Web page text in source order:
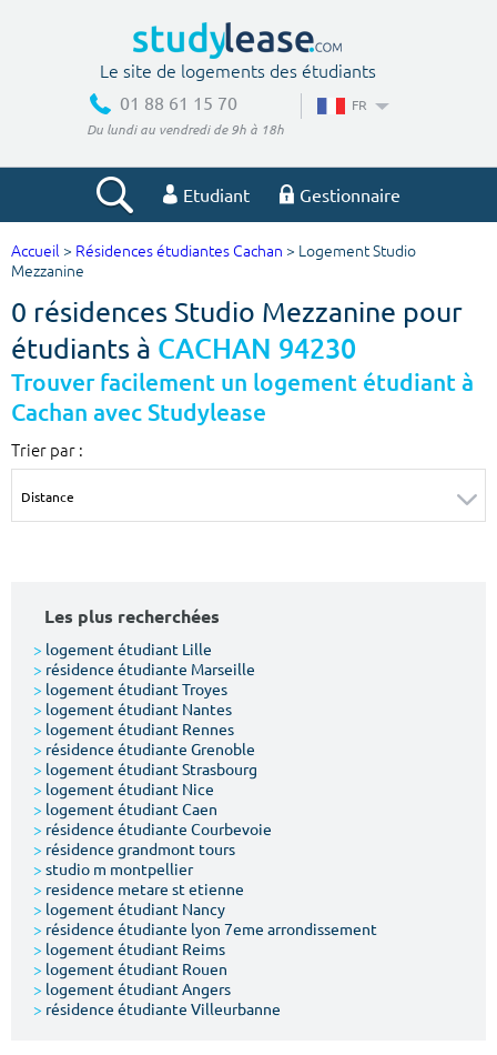
Le site de logements des étudiants
01 88 61 15 70
Du lundi au vendredi de 9h à 18h
FR
Etudiant Gestionnaire
Votre recherche
Ville, école
Budget min
€
Budget max
€
Surface min Surface max
Type de location
Votre date d'entrée
Chercher
Accueil > Résidences étudiantes Cachan > Logement Studio
Mezzanine
0 résidences Studio Mezzanine pour
étudiants à CACHAN 94230
Trouver facilement un logement étudiant à
Cachan avec Studylease
Trier par :
Les plus recherchées
> logement étudiant Lille
> résidence étudiante Marseille
> logement étudiant Troyes
> logement étudiant Nantes
> logement étudiant Rennes
> résidence étudiante Grenoble
> logement étudiant Strasbourg
> logement étudiant Nice
> logement étudiant Caen
> résidence étudiante Courbevoie
> résidence grandmont tours
> studio m montpellier
> residence metare st etienne
> logement étudiant Nancy
> résidence étudiante lyon 7eme arrondissement
> logement étudiant Reims
> logement étudiant Rouen
> logement étudiant Angers
> résidence étudiante Villeurbanne